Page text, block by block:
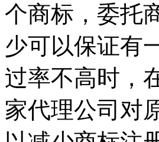
个商标，委托
少可以保证有
过率不高时，
家代理公司对